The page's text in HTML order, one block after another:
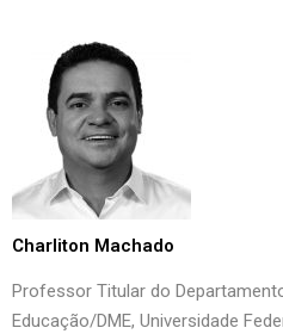
Charliton Machado
Professor Titular do
Educação/DME, Universidade